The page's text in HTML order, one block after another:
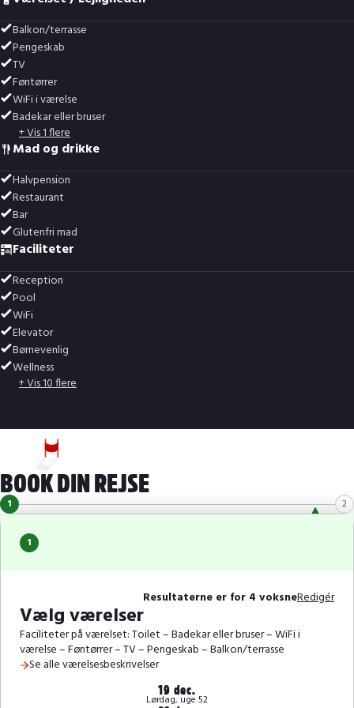
Balkon/terrasse
Pengeskab
TV
Føntørrer
WiFi i værelse
Badekar eller bruser
+ Vis 1 flere
Mad og drikke
Halvpension
Restaurant
Bar
Glutenfri mad
Faciliteter
Reception
Pool
WiFi
Elevator
Børnevenlig
Wellness
+ Vis 10 flere
BOOK DIN REJSE
1 2
1
Resultaterne er for 4 voksneRedigér
Vælg værelser
Faciliteter på værelset: Toilet – Badekar eller bruser – WiFi i
værelse – Føntørrer – TV – Pengeskab – Balkon/terrasse
Se alle værelsesbeskrivelser
19 dec.
Lørdag, uge 52